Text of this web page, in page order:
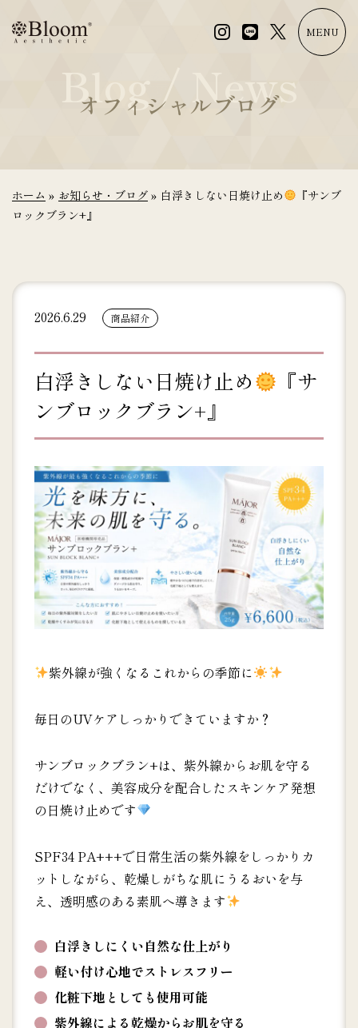
MENU
Blog / News
オフィシャルブログ
ホーム » お知らせ・ブログ » 白浮きしない日焼け止め
『サンブ
ロックブラン+』
2026.6.29 商品紹介
白浮きしない日焼け止め
『サ
ンブロックブラン+』
紫外線が強くなるこれからの季節に
毎日のUVケアしっかりできていますか？
サンブロックブラン+は、紫外線からお肌を守る
だけでなく、美容成分を配合したスキンケア発想
の日焼け止めです
SPF34 PA+++で日常生活の紫外線をしっかりカ
ットしながら、乾燥しがちな肌にうるおいを与
え、透明感のある素肌へ導きます
白浮きしにくい自然な仕上がり
軽い付け心地でストレスフリー
化粧下地としても使用可能
紫外線による乾燥からお肌を守る